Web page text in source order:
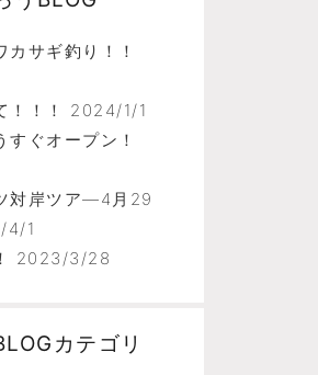
カサギ釣り！！
！！！
2024/1/1
すぐオープン！
対岸ツア―4月29
4/1
2023/3/28
カテゴリ